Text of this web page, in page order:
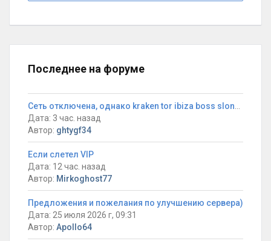
Последнее на форуме
Дата: 3 час. назад
Автор: ghtygf34
Если слетел VIP
Дата: 12 час. назад
Автор: Mirkoghost77
Предложения и пожелания по улучшению сервера)
Дата: 25 июля 2026 г, 09:31
Автор: Apollo64